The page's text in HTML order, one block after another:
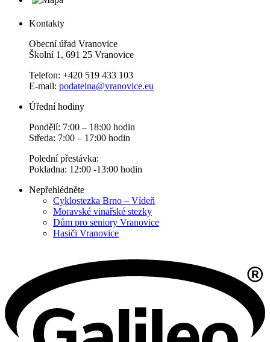
Kontakty
Obecní úřad Vranovice
Školní 1, 691 25 Vranovice
Telefon: +420 519 433 103
E-mail: podatelna@vranovice.eu
Úřední hodiny
Pondělí: 7:00 – 18:00 hodin
Středa: 7:00 – 17:00 hodin
Polední přestávka:
Pokladna: 12:00 -13:00 hodin
Nepřehlédněte
Cyklostezka Brno – Vídeň
Moravské vinařské stezky
Dům pro seniory Vranovice
Hasiči Vranovice